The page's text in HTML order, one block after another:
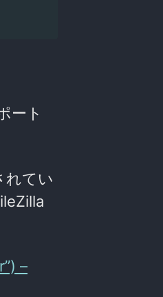
ート
れてい
–